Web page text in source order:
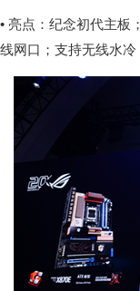
• 亮点：纪念初代主板
线网口；支持无线水冷